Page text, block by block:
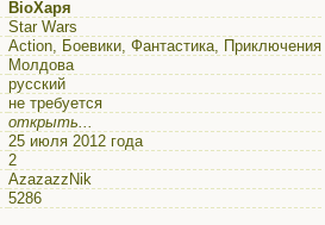
BioХаря
Star Wars
Action, Боевики, Фантастика, Приключения
Молдова
русский
не требуется
открыть...
25 июля 2012 года
2
AzazazzNik
5286